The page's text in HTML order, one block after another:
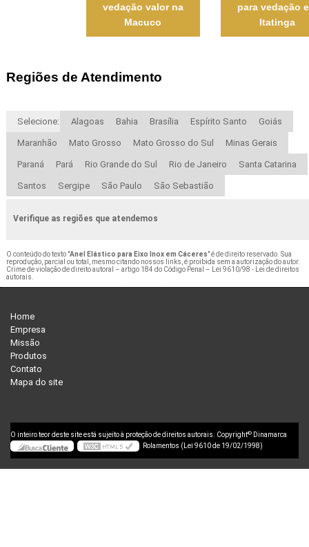
vedação valor na
Macuco
para vedação
Itatinga
Regiões de Atendimento
Selecione: Alagoas Bahia Brasília Espírito Santo Goiás
Maranhão Mato Grosso Mato Grosso do Sul Minas Gerais
Paraná Pará Rio Grande do Sul Rio de Janeiro Santa Catarina
Santos Sergipe São Paulo São Sebastião
Verifique as regiões que atendemos
O conteúdo do texto "Anel Elástico para Eixo Inox em Cáceres" é de direito reservado. Sua
reprodução, parcial ou total, mesmo citando nossos links, é proibida sem a autorização do autor.
Crime de violação de direito autoral – artigo 184 do Código Penal – Lei 9610/98 - Lei de direitos
autorais.
Home
Empresa
Missão
Produtos
Contato
Mapa do site
O inteiro teor deste site está sujeito à proteção de direitos autorais. Copyright© Dinamarca
Rolamentos (Lei 9610 de 19/02/1998)